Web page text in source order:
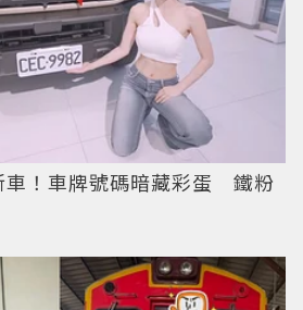
車！車牌號碼暗藏彩蛋 鐵粉